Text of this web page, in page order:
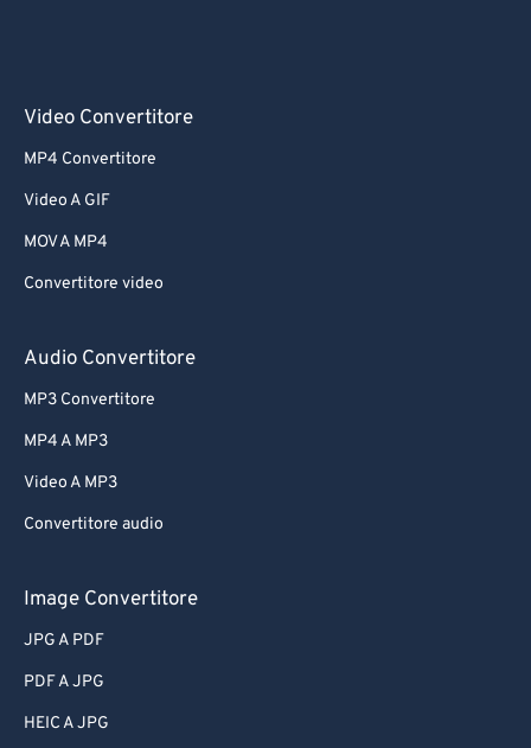
Video Convertitore
MP4 Convertitore
Video A GIF
MOV A MP4
Convertitore video
Audio Convertitore
MP3 Convertitore
MP4 A MP3
Video A MP3
Convertitore audio
Image Convertitore
JPG A PDF
PDF A JPG
HEIC A JPG